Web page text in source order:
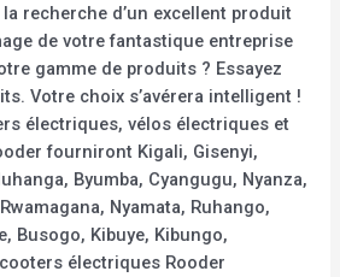
recherche d’un excellent produit
de votre fantastique entreprise
gamme de produits ? Essayez
Votre choix s’avérera intelligent !
électriques, vélos électriques et
fourniront Kigali, Gisenyi,
Byumba, Cyangugu, Nyanza,
Nyamata, Ruhango,
Busogo, Kibuye, Kibungo,
électriques Rooder